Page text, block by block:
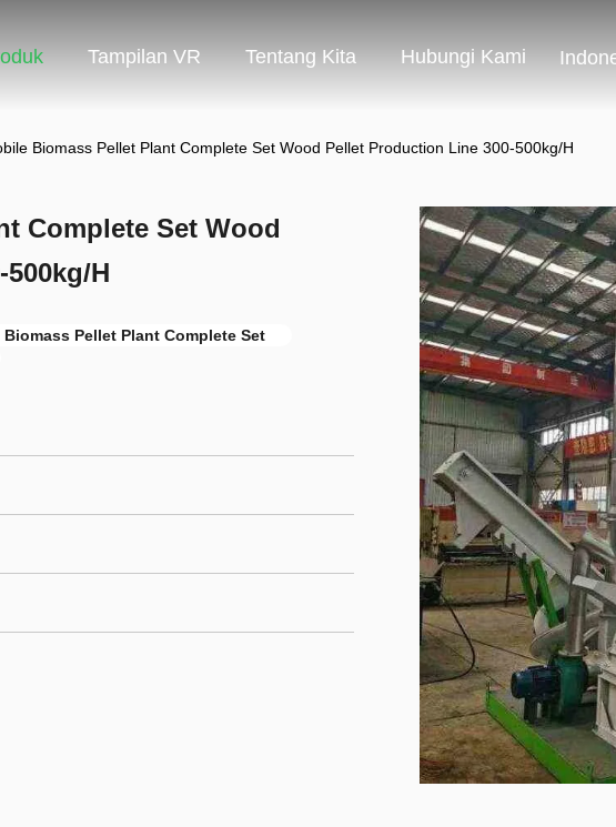
Tampilan VR Tentang Kita Hubungi Kami
Biomass Pellet Plant Complete Set Wood Pellet Production Line 300-500kg/H
Complete Set Wood
H
Biomass Pellet Plant Complete Set